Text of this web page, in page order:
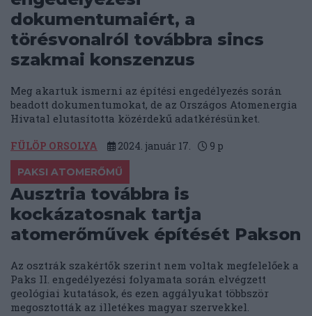
dokumentumaiért, a
törésvonalról továbbra sincs
szakmai konszenzus
Meg akartuk ismerni az építési engedélyezés során
beadott dokumentumokat, de az Országos Atomenergia
Hivatal elutasította közérdekű adatkérésünket.
FÜLÖP ORSOLYA 2024. január 17. 9 p
PAKSI ATOMERŐMŰ
Ausztria továbbra is
kockázatosnak tartja
atomerőművek építését Pakson
Az osztrák szakértők szerint nem voltak megfelelőek a
Paks II. engedélyezési folyamata során elvégzett
geológiai kutatások, és ezen aggályukat többször
megosztották az illetékes magyar szervekkel.